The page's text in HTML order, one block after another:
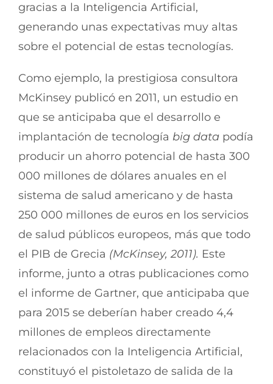
gracias a la Inteligencia Artificial,
generando unas expectativas muy altas
sobre el potencial de estas tecnologías.
Como ejemplo, la prestigiosa consultora
McKinsey publicó en 2011, un estudio en
que se anticipaba que el desarrollo e
implantación de tecnología big data podía
producir un ahorro potencial de hasta 300
000 millones de dólares anuales en el
sistema de salud americano y de hasta
250 000 millones de euros en los servicios
de salud públicos europeos, más que todo
el PIB de Grecia (McKinsey, 2011). Este
informe, junto a otras publicaciones como
el informe de Gartner, que anticipaba que
para 2015 se deberían haber creado 4,4
millones de empleos directamente
relacionados con la Inteligencia Artificial,
constituyó el pistoletazo de salida de la